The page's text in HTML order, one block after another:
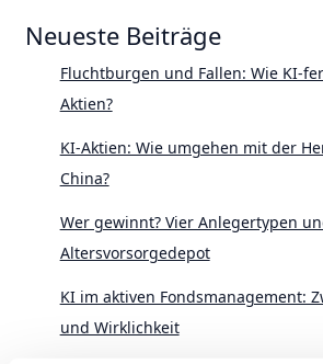
Neueste Beiträge
Fluchtburgen und Fallen: Wie KI-
Aktien?
KI-Aktien: Wie umgehen mit der
China?
Wer gewinnt? Vier Anlegertypen
Altersvorsorgedepot
KI im aktiven Fondsmanagement:
und Wirklichkeit